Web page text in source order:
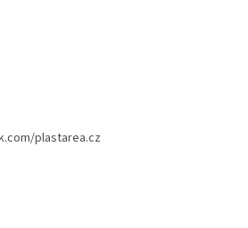
plastarea.cz